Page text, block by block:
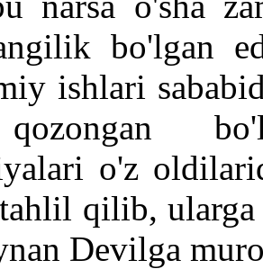
bo'lgan
ishlari
o'z
qilib,
Devilga